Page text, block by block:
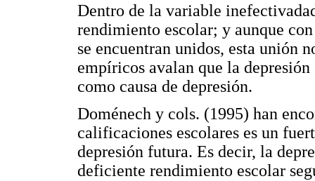
Dentro de la variable
rendimiento escolar; y aunque
se encuentran unidos, esta unión
empíricos avalan que la depresión
como causa de depresión.
Doménech y cols. (1995) han
calificaciones escolares es un
depresión futura. Es decir, la
deficiente rendimiento escolar